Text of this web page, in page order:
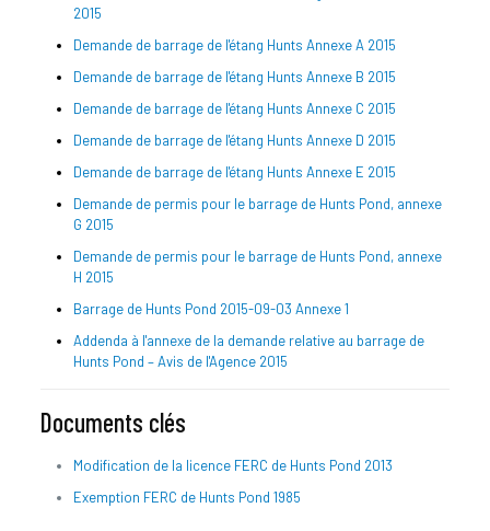
2015
Demande de barrage de l'étang Hunts Annexe A 2015
Demande de barrage de l'étang Hunts Annexe B 2015
Demande de barrage de l'étang Hunts Annexe C 2015
Demande de barrage de l'étang Hunts Annexe D 2015
Demande de barrage de l'étang Hunts Annexe E 2015
Demande de permis pour le barrage de Hunts Pond, annexe
G 2015
Demande de permis pour le barrage de Hunts Pond, annexe
H 2015
Barrage de Hunts Pond 2015-09-03 Annexe 1
Addenda à l'annexe de la demande relative au barrage de
Hunts Pond – Avis de l'Agence 2015
Documents clés
Modification de la licence FERC de Hunts Pond 2013
Exemption FERC de Hunts Pond 1985